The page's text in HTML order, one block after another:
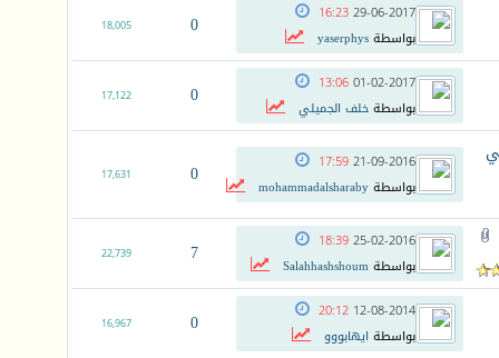
29-06-2017
16:23
بواسطةyaserphys
0
18,005
01-02-2017
13:06
بواسطةخلف الجميلي 0
17,122
21-09-2016
17:59
بواسطةmohammadalsharaby
0
17,631
25-02-2016
18:39
بواسطةSalahhashshoum
7
22,739
12-08-2014
20:12
بواسطة ايهابووو 0
16,967